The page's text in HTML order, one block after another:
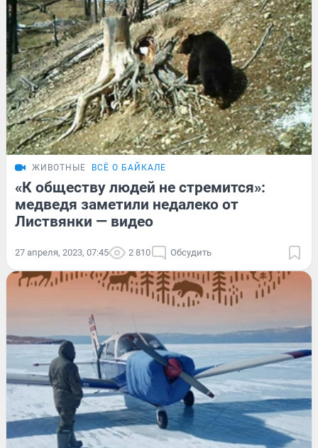
ЖИВОТНЫЕ ВСЁ О БАЙКАЛЕ
«К обществу людей не стремится»:
медведя заметили недалеко от
Листвянки — видео
27 апреля, 2023, 07:45 2 810 Обсудить